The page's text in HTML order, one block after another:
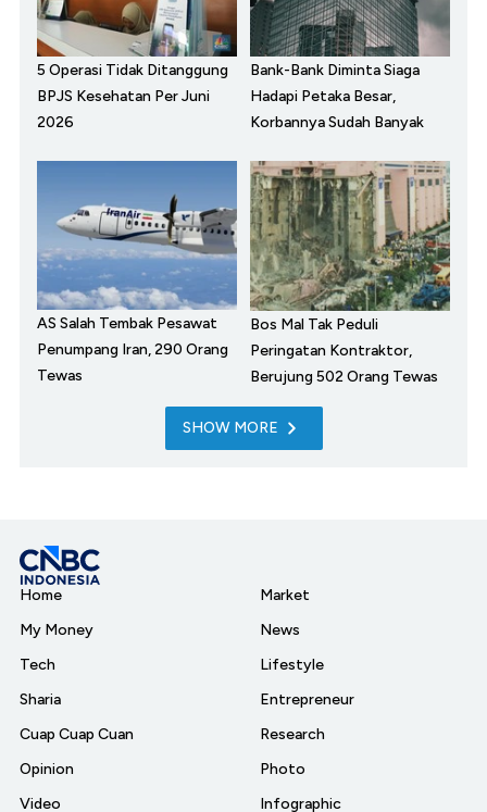
5 Operasi Tidak Ditanggung
BPJS Kesehatan Per Juni
2026
Bank-Bank Diminta Siaga
Hadapi Petaka Besar,
Korbannya Sudah Banyak
AS Salah Tembak Pesawat
Penumpang Iran, 290 Orang
Tewas
Bos Mal Tak Peduli
Peringatan Kontraktor,
Berujung 502 Orang Tewas
SHOW MORE
Home
My Money
Tech
Sharia
Cuap Cuap Cuan
Opinion
Video
Market
News
Lifestyle
Entrepreneur
Research
Photo
Infographic